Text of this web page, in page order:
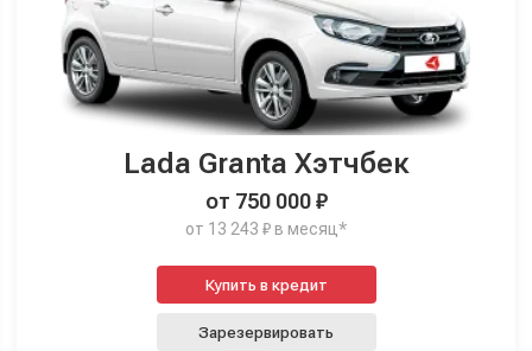
Lada Granta Хэтчбек
от 750 000 ₽
от 13 243 ₽ в месяц*
Купить в кредит
Зарезервировать